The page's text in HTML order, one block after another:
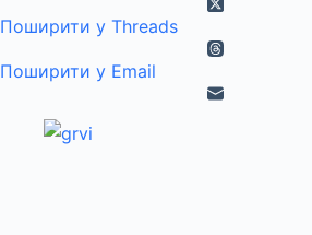
Поширити у Threads
Поширити у Email